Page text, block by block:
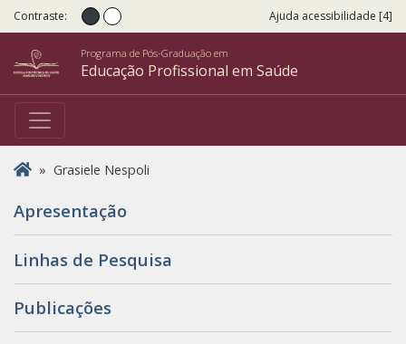
Contraste: Contraste normal
Alto Contraste Ajuda acessibilidade [4]
Programa de Pós-Graduação em
Educação Profissional em Saúde
Você está aqui
» Grasiele Nespoli
Apresentação
Linhas de Pesquisa
Publicações